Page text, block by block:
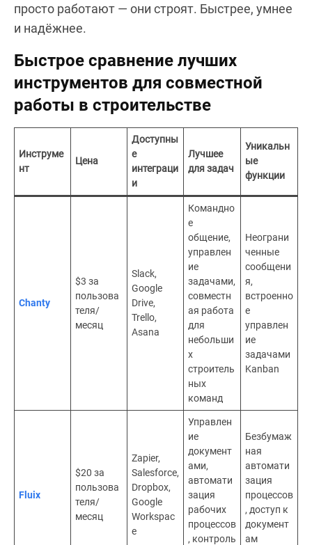
просто работают — они строят. Быстрее, умнее
и надёжнее.
Быстрое сравнение лучших
инструментов для совместной
работы в строительстве
Инструме
нт
Цена
Доступны
е
интеграци
и
Лучшее
для задач
Уникальн
ые
функции
Chanty
$3 за
пользова
теля/
месяц
Slack,
Google
Drive,
Trello,
Asana
Командно
е
общение,
управлен
ие
задачами,
совместн
ая работа
для
небольши
х
строитель
ных
команд
Неограни
ченные
сообщени
я,
встроенно
е
управлен
ие
задачами
Kanban
Fluix
$20 за
пользова
теля/
месяц
Zapier,
Salesforce,
Dropbox,
Google
Workspac
e
Управлен
ие
документ
ами,
автомати
зация
рабочих
процессов
, контроль
Безбумаж
ная
автомати
зация
процессов
, доступ к
документ
ам